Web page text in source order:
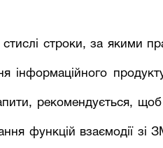
строки, за якими
інформаційного
рекомендується,
функцій взаємодії зі